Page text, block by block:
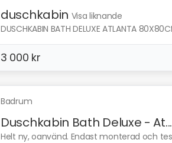
duschkabin Visa liknande
DUSCHKABIN BATH DELUXE ATLANTA
3 000 kr
Badrum
Duschkabin Bath Deluxe - At...
Helt ny, oanvänd. Endast monterad och